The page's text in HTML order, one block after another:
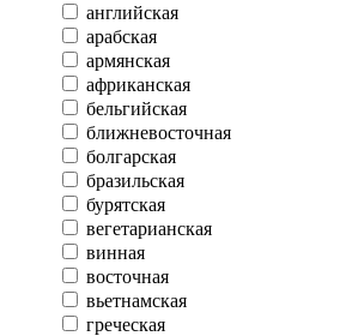
английская
арабская
армянская
африканская
бельгийская
ближневосточная
болгарская
бразильская
бурятская
вегетарианская
винная
восточная
вьетнамская
греческая